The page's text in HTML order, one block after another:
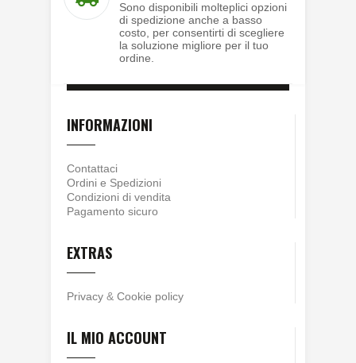
Sono disponibili molteplici opzioni
di spedizione anche a basso
costo, per consentirti di scegliere
la soluzione migliore per il tuo
ordine.
INFORMAZIONI
Contattaci
Ordini e Spedizioni
Condizioni di vendita
Pagamento sicuro
EXTRAS
Privacy & Cookie policy
IL MIO ACCOUNT